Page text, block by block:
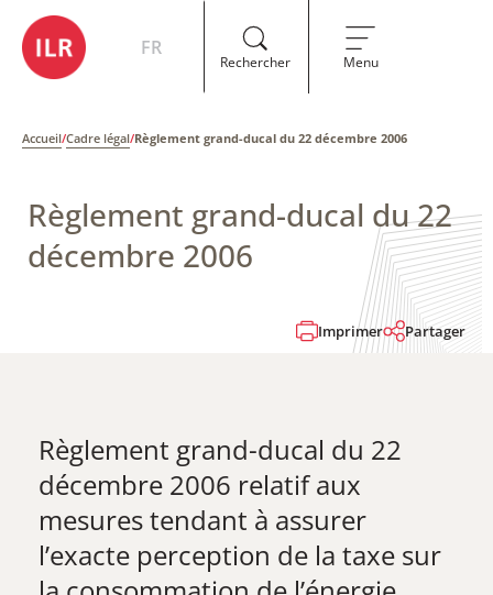
FR
Rechercher Menu
Accueil/Cadre légal/Règlement grand-ducal du 22 décembre 2006
Règlement grand-ducal du 22
décembre 2006
Imprimer Partager
Règlement grand-ducal du 22
décembre 2006 relatif aux
mesures tendant à assurer
l’exacte perception de la taxe sur